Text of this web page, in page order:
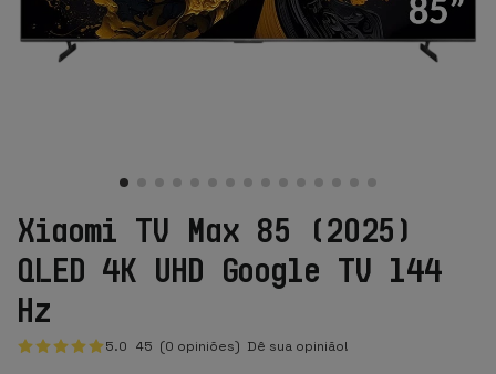
Xiaomi TV Max 85 (2025)
QLED 4K UHD Google TV 144
Hz
5.0 45 (0 opiniões) Dê sua opinião!